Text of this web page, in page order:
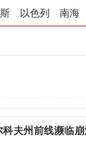
以色列 南海
夫州前线濒临